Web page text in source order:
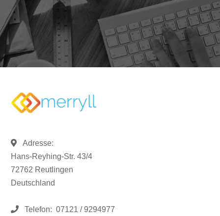
Adresse:
Hans-Reyhing-Str. 43/4
72762 Reutlingen
Deutschland
Telefon: 07121 / 9294977